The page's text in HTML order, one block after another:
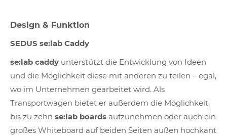
Design & Funktion
SEDUS se:lab Caddy
se:lab caddy unterstützt die Entwicklung von Ideen
und die Möglichkeit diese mit anderen zu teilen – egal,
wo im Unternehmen gearbeitet wird. Als
Transportwagen bietet er außerdem die Möglichkeit,
bis zu zehn se:lab boards aufzunehmen oder auch ein
großes Whiteboard auf beiden Seiten außen hochkant